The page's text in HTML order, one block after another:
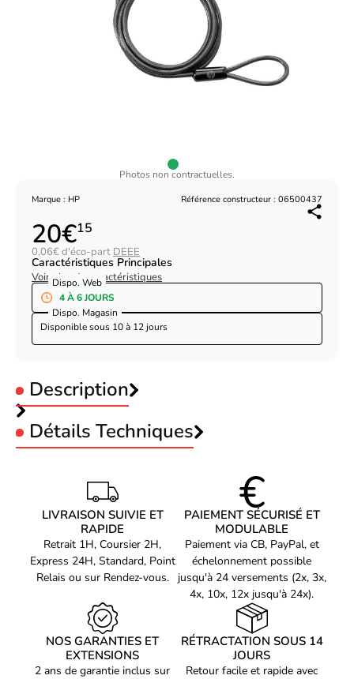
Photos non contractuelles.
Marque : HP Référence constructeur : 06500437
20€15
0,06€ d'éco-part DEEE
Caractéristiques Principales
Voir plus de caractéristiques
Dispo. Web
4 À 6 JOURS
Dispo. Magasin
Disponible sous 10 à 12 jours
Description
Détails Techniques
Couleur du produit
Type de serrure
Verrouillage à combinaison
Segment HP
Professionnel
POIDS ET DIMENSIONS
Longueur de câble
Diamètre du câble
4,4 mm
DONNÉES LOGISTIQUES
LIVRAISON SUIVIE ET
RAPIDE
Retrait 1H, Coursier 2H,
Express 24H, Standard, Point
Relais ou sur Rendez-vous.
PAIEMENT SÉCURISÉ ET
MODULABLE
Paiement via CB, PayPal, et
échelonnement possible
jusqu'à 24 versements (2x, 3x,
4x, 10x, 12x jusqu'à 24x).
NOS GARANTIES ET
EXTENSIONS
2 ans de garantie inclus sur
RÉTRACTATION SOUS 14
JOURS
Retour facile et rapide avec